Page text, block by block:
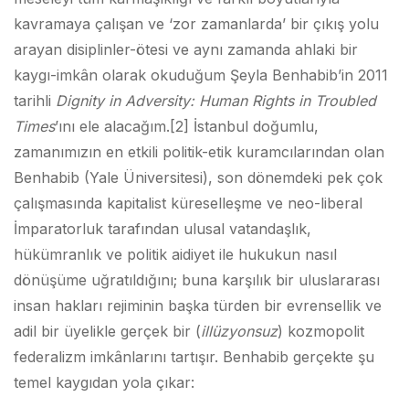
kavramaya çalışan ve ‘zor zamanlarda’ bir çıkış yolu
arayan disiplinler-ötesi ve aynı zamanda ahlaki bir
kaygı-imkân olarak okuduğum Şeyla Benhabib’in 2011
tarihli Dignity in Adversity: Human Rights in Troubled
Times’ını ele alacağım. [2] İstanbul doğumlu,
zamanımızın en etkili politik-etik kuramcılarından olan
Benhabib (Yale Üniversitesi), son dönemdeki pek çok
çalışmasında kapitalist küreselleşme ve neo-liberal
İmparatorluk tarafından ulusal vatandaşlık,
hükümranlık ve politik aidiyet ile hukukun nasıl
dönüşüme uğratıldığını; buna karşılık bir uluslararası
insan hakları rejiminin başka türden bir evrensellik ve
adil bir üyelikle gerçek bir (illüzyonsuz) kozmopolit
federalizm imkânlarını tartışır. Benhabib gerçekte şu
temel kaygıdan yola çıkar: